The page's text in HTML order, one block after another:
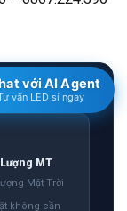
MT
Mặt Trời
không cần
với AI Agent
vấn LED sỉ ngay